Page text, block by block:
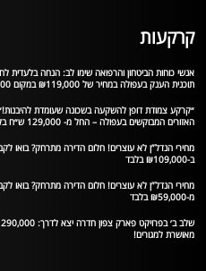
קרקעות
אנשי כוחות הביטחון והרפואה שימו לב: הנחה
תוכנית הענק בעפולה במחיר של ₪119,000 במקום ₪125,000 –...
״קרקע צמודת דופן להשקעה בשכונה שעומדת
האזורים המבוקשים בעפולה – החל מ- 129,000 ש״ח בלבד...
מחירי הנדל”ן לא עוצרים! חלום הדירה מתרחק? בואו
ב-₪109,000 בלבד
מחירי הנדל”ן לא עוצרים! חלום הדירה מתרחק? בואו
מ-₪59,000 בלבד
מאושרת למגורים!